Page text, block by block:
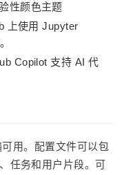
性颜色主题
上使用 Jupyter
Copilot 支持 AI 代
用。配置文件可以包
任务和用户片段。可